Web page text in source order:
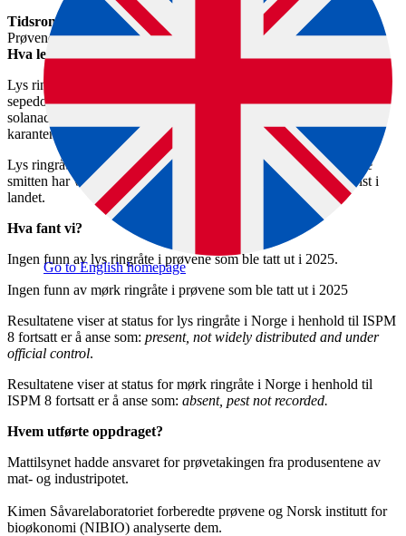
Go to English homepage
Tidsrom
Prøvene er tatt ut i perioden fra september til november 2025
Hva lette vi etter?
Lys ringråte forårsaket av bakterien Clavibacter michiganensis ssp.
sepedonicus og mørk ringråte forårsaket av bakterien Ralstonia
solanacearum. Begge disse bakteriene er regulert som
karanteneskadegjørere i Norge.
Lys ringråte er tidligere funnet flere steder og tiltak for å utrydde
smitten har vært gjennomført. Mørk ringråte har aldri blitt påvist i
landet.
Hva fant vi?
Ingen funn av lys ringråte i prøvene som ble tatt ut i 2025.
Ingen funn av mørk ringråte i prøvene som ble tatt ut i 2025
Resultatene viser at status for lys ringråte i Norge i henhold til ISPM
8 fortsatt er å anse som: present, not widely distributed and under
official control.
Resultatene viser at status for mørk ringråte i Norge i henhold til
ISPM 8 fortsatt er å anse som: absent, pest not recorded.
Hvem utførte oppdraget?
Mattilsynet hadde ansvaret for prøvetakingen fra produsentene av
mat- og industripotet.
Kimen Såvarelaboratoriet forberedte prøvene og Norsk institutt for
bioøkonomi (NIBIO) analyserte dem.